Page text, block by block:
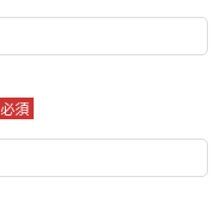
必須